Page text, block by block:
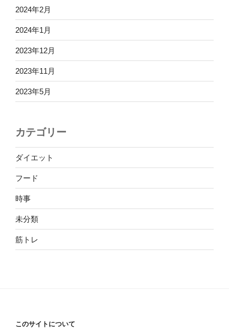
2024年2月
2024年1月
2023年12月
2023年11月
2023年5月
カテゴリー
ダイエット
フード
時事
未分類
筋トレ
このサイトについて